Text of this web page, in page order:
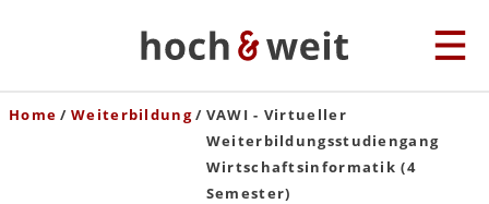
Home Weiterbildung
VAWI - Virtueller
Weiterbildungsstudiengang
Wirtschaftsinformatik (4
Semester)